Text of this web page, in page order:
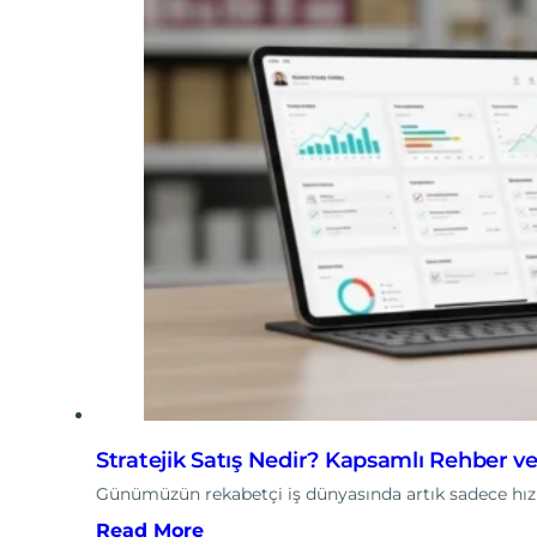
Stratejik Satış Nedir? Kapsamlı Rehber
Günümüzün rekabetçi iş dünyasında artık sadece
Read More